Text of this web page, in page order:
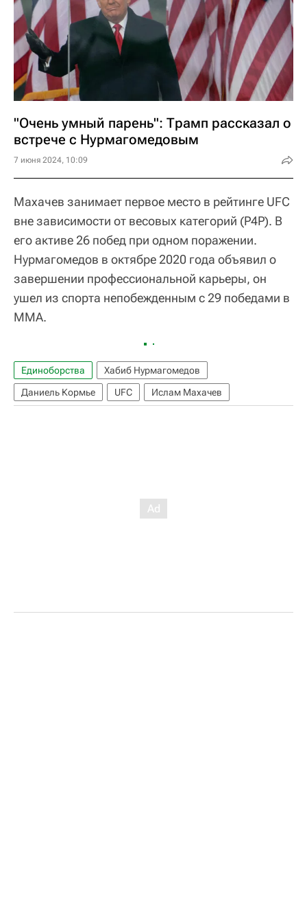
"Очень умный парень": Трамп рассказал о
встрече с Нурмагомедовым
7 июня 2024, 10:09
Махачев занимает первое место в рейтинге UFC
вне зависимости от весовых категорий (Р4Р). В
его активе 26 побед при одном поражении.
Нурмагомедов в октябре 2020 года объявил о
завершении профессиональной карьеры, он
ушел из спорта непобежденным с 29 победами в
ММА.
Единоборства
Хабиб Нурмагомедов
Даниель Кормье
UFC Ислам Махачев